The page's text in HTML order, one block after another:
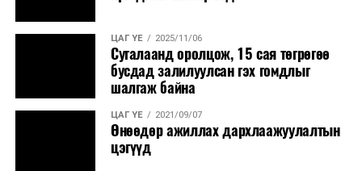
өөрчлөх асуудлаар
иргэдийн санал авах
журам батлах тухай”
Улсын Их Хурлын
тогтоолын төсөл/
Засгийн газар
2022.01.05-ны өдөр
өргөн мэдүүлсэн,
ЦАГ ҮЕ 2025/11/06
Сугалаанд оролцож, 15 сая төгрөгөө
бусдад залилуулсан гэх гомдлыг
шалгаж байна
ЦАГ ҮЕ 2021/09/07
Өнөөдөр ажиллах дархлаажуулалтын
цэгүүд